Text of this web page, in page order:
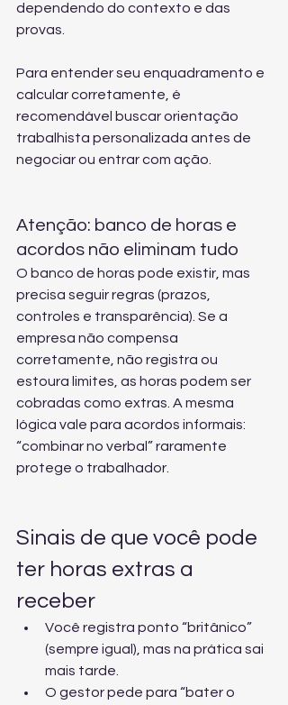
dependendo do contexto e das
provas.
Para entender seu enquadramento e
calcular corretamente, é
recomendável buscar orientação
trabalhista personalizada antes de
negociar ou entrar com ação.
Atenção: banco de horas e
acordos não eliminam tudo
O banco de horas pode existir, mas
precisa seguir regras (prazos,
controles e transparência). Se a
empresa não compensa
corretamente, não registra ou
estoura limites, as horas podem ser
cobradas como extras. A mesma
lógica vale para acordos informais:
“combinar no verbal” raramente
protege o trabalhador.
Sinais de que você pode
ter horas extras a
receber
Você registra ponto “britânico”
(sempre igual), mas na prática sai
mais tarde.
O gestor pede para “bater o